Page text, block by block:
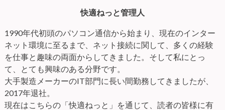
快適ねっと管理人
1990年代初頭のパソコン通信から始まり、現在のインター
ネット環境に至るまで、ネット接続に関して、多くの経験
を仕事と趣味の両面からしてきました。そして私にとっ
て、とても興味のある分野です。
大手製造メーカーのIT部門に長い間勤務してきましたが、
2017年退社。
現在はこちらの「快適ねっと」を通じて、読者の皆様に有